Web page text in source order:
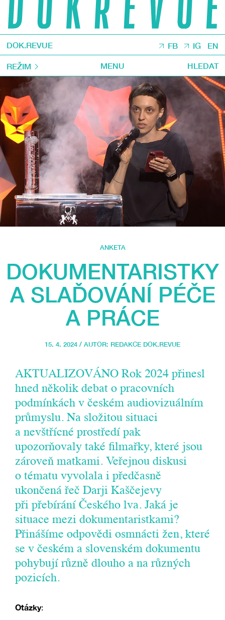
DOK.REVUE FB IG EN
REŽIM MENU HLEDAT
ANKETA
DOKUMENTARISTKY
A SLAĎOVÁNÍ PÉČE
A PRÁCE
15. 4. 2024 / AUTOR: REDAKCE DOK.REVUE
AKTUALIZOVÁNO Rok 2024 přinesl
hned několik debat o pracovních
podmínkách v českém audiovizuálním
průmyslu. Na složitou situaci
a nevštřícné prostředí pak
upozorňovaly také filmařky, které jsou
zároveň matkami. Veřejnou diskusi
o tématu vyvolala i předčasně
ukončená řeč Darji Kaščejevy
při přebírání Českého lva. Jaká je
situace mezi dokumentaristkami?
Přinášíme odpovědi osmnácti žen, které
se v českém a slovenském dokumentu
pohybují různě dlouho a na různých
pozicích.
Otázky: